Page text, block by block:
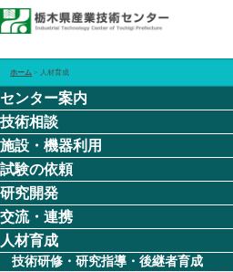
ホーム > 人材育成
センター案内
技術相談
施設・機器利用
試験の依頼
研究開発
交流・連携
人材育成
技術研修・研究指導・後継者育成